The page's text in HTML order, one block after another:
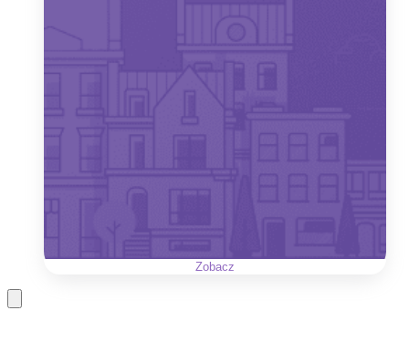
Zobacz